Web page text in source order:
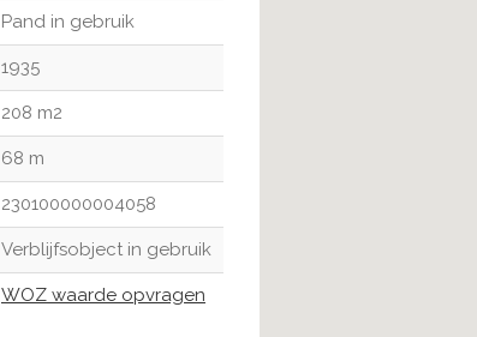
Pand in gebruik
1935
208 m2
68 m
230100000004058
Verblijfsobject in gebruik
WOZ waarde opvragen